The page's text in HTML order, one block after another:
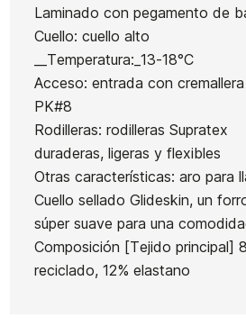
Laminado con pegamento de
Cuello: cuello alto
__Temperatura:_13-18°C
Acceso: entrada con
PK#8
Rodilleras: rodilleras Supratex
duraderas, ligeras y flexibles
Otras características: aro para
Cuello sellado Glideskin, un
súper suave para una
Composición [Tejido principal]
reciclado, 12% elastano
200,00 € 200,00 €
No hay